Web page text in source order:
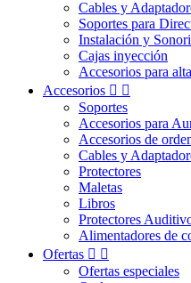
Cables y
Soportes para
Instalación y
Cajas inyección
Accesorios para
Accesorios  
Soportes
Accesorios para
Accesorios de
Cables y
Protectores
Maletas
Libros
Protectores
Alimentadores de
Ofertas  
Ofertas especiales